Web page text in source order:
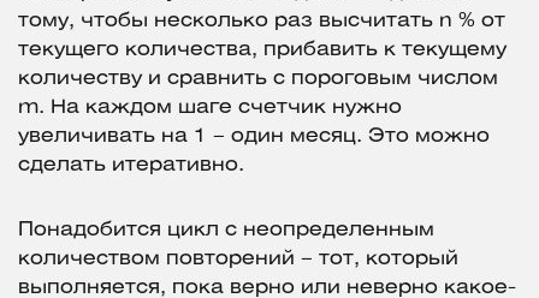
тому, чтобы несколько раз высчитать n % от
текущего количества, прибавить к текущему
количеству и сравнить с пороговым числом
m. На каждом шаге счетчик нужно
увеличивать на 1 – один месяц. Это можно
сделать итеративно.
Понадобится цикл с неопределенным
количеством повторений – тот, который
выполняется, пока верно или неверно какое-